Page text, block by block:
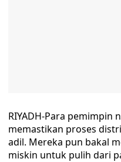
RIYADH-Para pemimpin
memastikan proses
adil. Mereka pun bakal
miskin untuk pulih dari